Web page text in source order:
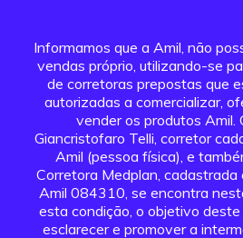
Informamos que a Amil, não
vendas próprio, utilizando-se
de corretoras prepostas que
autorizadas a comercializar,
vender os produtos Amil.
Giancristofaro Telli, corretor
Amil (pessoa física), e
Corretora Medplan, cadastrada
Amil 084310, se encontra
esta condição, o objetivo
esclarecer e promover a